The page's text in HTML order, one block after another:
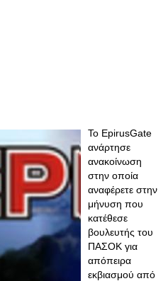
Το EpirusGate
ανάρτησε
ανακοίνωση
στην οποία
αναφέρετε στην
μήνυση που
κατέθεσε
βουλευτής του
ΠΑΣΟΚ για
απόπειρα
εκβιασμού από